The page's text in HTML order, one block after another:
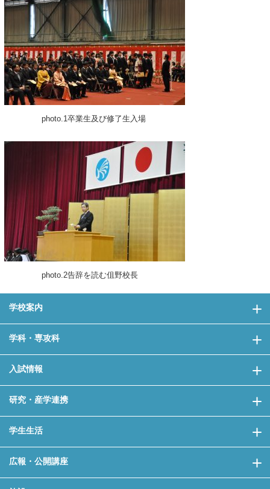
photo.1卒業生及び修了生入場
photo.2告辞を読む伹野校長
学校案内
学科・専攻科
入試情報
研究・産学連携
学生生活
広報・公開講座